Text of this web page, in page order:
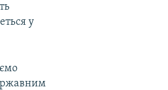
у